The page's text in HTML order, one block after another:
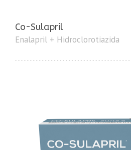
Co-Sulapril
Enalapril + Hidroclorotiazida